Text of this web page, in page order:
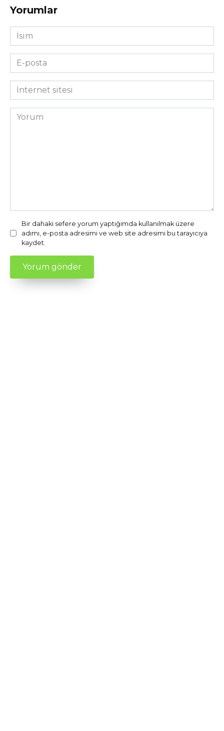
Yorumlar
İsim
*
E-
posta
*İnternet
sitesi
Yorum
Bir dahaki sefere yorum yaptığımda kullanılmak üzere
adımı, e-posta adresimi ve web site adresimi bu tarayıcıya
kaydet.